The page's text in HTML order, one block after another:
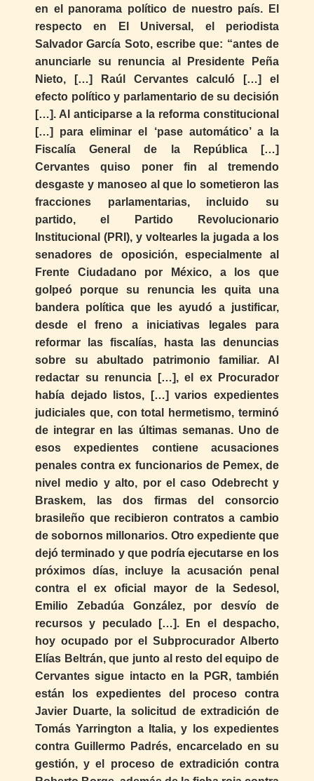
en el panorama político de nuestro país. El
respecto en El Universal, el periodista
Salvador García Soto, escribe que: “antes de
anunciarle su renuncia al Presidente Peña
Nieto, […] Raúl Cervantes calculó […] el
efecto político y parlamentario de su decisión
[…]. Al anticiparse a la reforma constitucional
[…] para eliminar el ‘pase automático’ a la
Fiscalía General de la República […]
Cervantes quiso poner fin al tremendo
desgaste y manoseo al que lo sometieron las
fracciones parlamentarias, incluido su
partido, el Partido Revolucionario
Institucional (PRI), y voltearles la jugada a los
senadores de oposición, especialmente al
Frente Ciudadano por México, a los que
golpeó porque su renuncia les quita una
bandera política que les ayudó a justificar,
desde el freno a iniciativas legales para
reformar las fiscalías, hasta las denuncias
sobre su abultado patrimonio familiar. Al
redactar su renuncia […], el ex Procurador
había dejado listos, […] varios expedientes
judiciales que, con total hermetismo, terminó
de integrar en las últimas semanas. Uno de
esos expedientes contiene acusaciones
penales contra ex funcionarios de Pemex, de
nivel medio y alto, por el caso Odebrecht y
Braskem, las dos firmas del consorcio
brasileño que recibieron contratos a cambio
de sobornos millonarios. Otro expediente que
dejó terminado y que podría ejecutarse en los
próximos días, incluye la acusación penal
contra el ex oficial mayor de la Sedesol,
Emilio Zebadúa González, por desvío de
recursos y peculado […]. En el despacho,
hoy ocupado por el Subprocurador Alberto
Elías Beltrán, que junto al resto del equipo de
Cervantes sigue intacto en la PGR, también
están los expedientes del proceso contra
Javier Duarte, la solicitud de extradición de
Tomás Yarrington a Italia, y los expedientes
contra Guillermo Padrés, encarcelado en su
gestión, y el proceso de extradición contra